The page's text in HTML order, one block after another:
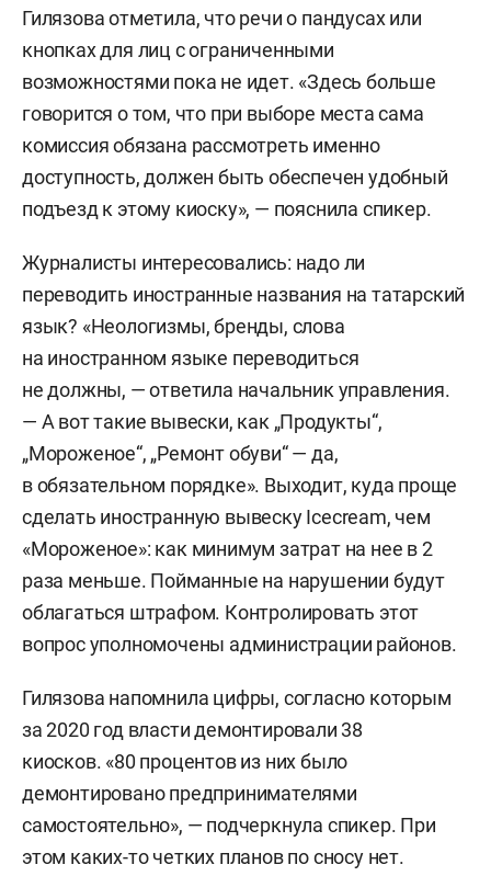
Гилязова отметила, что речи о пандусах или
кнопках для лиц с ограниченными
возможностями пока не идет. «Здесь больше
говорится о том, что при выборе места сама
комиссия обязана рассмотреть именно
доступность, должен быть обеспечен удобный
подъезд к этому киоску», — пояснила спикер.
Журналисты интересовались: надо ли
переводить иностранные названия на татарский
язык? «Неологизмы, бренды, слова
на иностранном языке переводиться
не должны, — ответила начальник управления.
— А вот такие вывески, как „Продукты“,
„Мороженое“, „Ремонт обуви“ — да,
в обязательном порядке». Выходит, куда проще
сделать иностранную вывеску Icecream, чем
«Мороженое»: как минимум затрат на нее в 2
раза меньше. Пойманные на нарушении будут
облагаться штрафом. Контролировать этот
вопрос уполномочены администрации районов.
Гилязова напомнила цифры, согласно которым
за 2020 год власти демонтировали 38
киосков. «80 процентов из них было
демонтировано предпринимателями
самостоятельно», — подчеркнула спикер. При
этом каких-то четких планов по сносу нет.